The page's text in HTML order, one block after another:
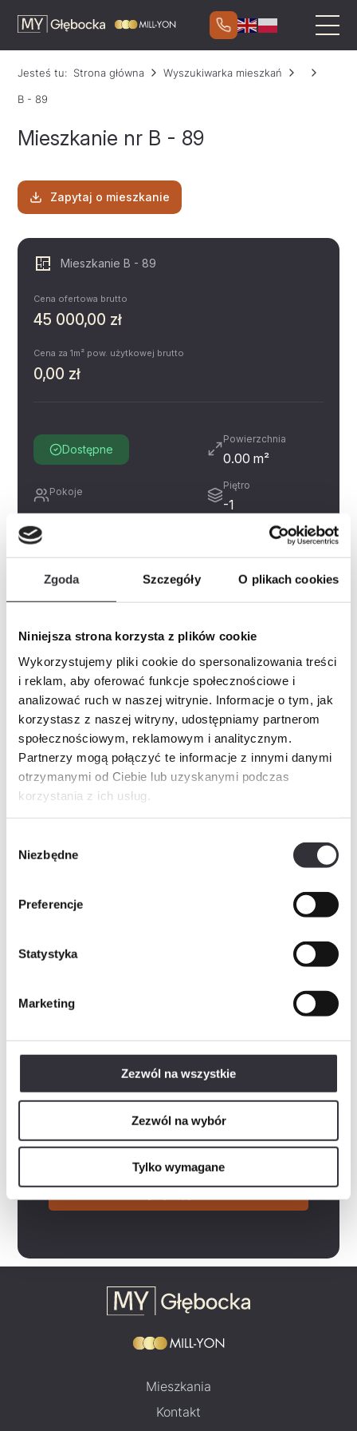
Zgoda Szczegóły O plikach cookies
Niniejsza strona korzysta z plików cookie
Wykorzystujemy pliki cookie do spersonalizowania treści
i reklam, aby oferować funkcje społecznościowe i
analizować ruch w naszej witrynie. Informacje o tym, jak
korzystasz z naszej witryny, udostępniamy partnerom
społecznościowym, reklamowym i analitycznym.
Partnerzy mogą połączyć te informacje z innymi danymi
otrzymanymi od Ciebie lub uzyskanymi podczas
korzystania z ich usług.
zgody
Niezbędne
Preferencje
Statystyka
Marketing
Zezwól na wszystkie
Zezwól na wybór
Tylko wymagane
Jesteś tu: Strona główna Wyszukiwarka mieszkań
B - 89
Mieszkanie nr B - 89
Zapytaj o mieszkanie
Mieszkanie B - 89
Cena ofertowa brutto
45 000,00 zł
Cena za 1m² pow. użytkowej brutto
0,00 zł
Dostępne
Powierzchnia
0.00 m²
Pokoje
Piętro
-1
Historia cen
PDF
Zapytaj o mieszkanie
Imię i nazwisko
Telefon
Wiadomość
Wyrażam zgodę na przetwarzanie danych osobowych w postaci imienia i nazwiska, adresu e-mail,…Rozwiń
Zaznacz wszystko
Mieszkania
Kontakt